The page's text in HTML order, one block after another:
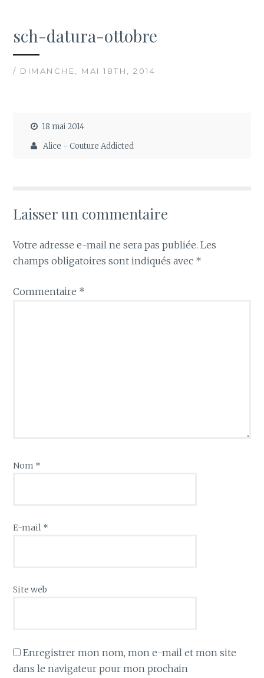
sch-datura-ottobre
/ DIMANCHE, MAI 18TH, 2014
18 mai 2014
Alice - Couture Addicted
Laisser un commentaire
Votre adresse e-mail ne sera pas publiée. Les
champs obligatoires sont indiqués avec *
Commentaire *
Nom *
E-mail *
Site web
Enregistrer mon nom, mon e-mail et mon site
dans le navigateur pour mon prochain